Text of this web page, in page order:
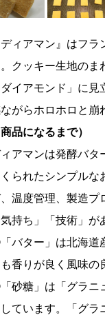
ディアマン』はフ
クッキー生地のま
ダイアモンド」に
がらホロホロと崩
商品になるまで）
アマンは発酵バタ
られたシンプルな
温度管理、製造プ
気持ち」「技術」が
バター」は北海道
も香りが良く風
砂糖」は「グラニ
しています。「グ